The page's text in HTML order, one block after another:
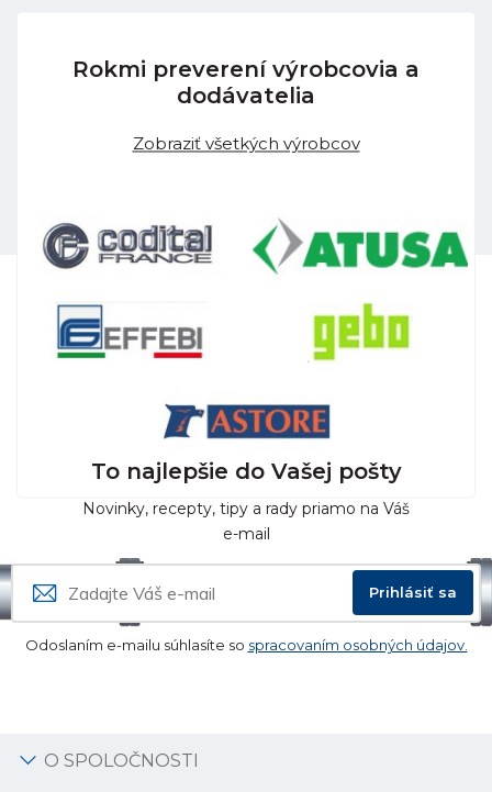
Rokmi preverení výrobcovia a
dodávatelia
Zobraziť všetkých výrobcov
To najlepšie do Vašej pošty
Novinky, recepty, tipy a rady priamo na Váš
e-mail
Prihlásiť sa
Odoslaním e-mailu súhlasíte so spracovaním osobných údajov.
O SPOLOČNOSTI